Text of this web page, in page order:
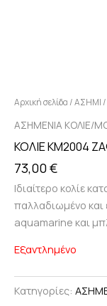
Αρχική σελίδα /ΑΣΗΜΙ /
ΑΣΗΜΕΝΙΑ ΚΟΛΙΕ/
ΚΟΛΙΕ KM2004
73,00€
Ιδιαίτερο κολίε
παλλαδιωμένο και
aquamarine και
Εξαντλημένο
Κατηγορίες: